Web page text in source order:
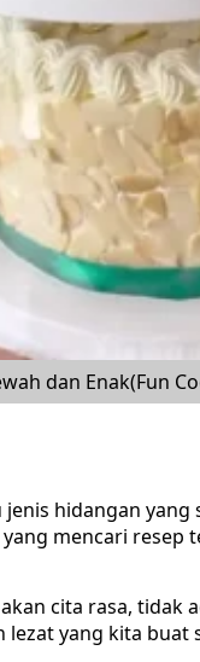
dan Enak(Fun
jenis hidangan
mencari resep
cita rasa, tidak
lezat yang kita buat